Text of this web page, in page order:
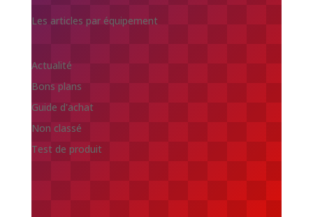
Les articles par équipement
Actualité
Bons plans
Guide d'achat
Non classé
Test de produit